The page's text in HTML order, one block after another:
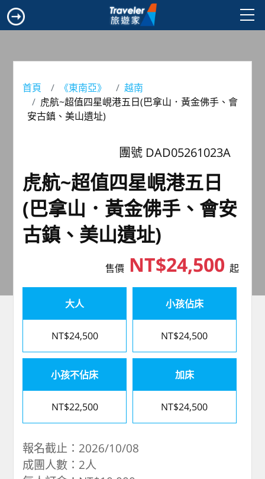
首頁 《東南亞》
越南
虎航~超值四星峴港五日(巴拿山．黃金佛手、會
安古鎮、美山遺址)
團號 DAD05261023A
虎航~超值四星峴港五日
(巴拿山．黃金佛手、會安
古鎮、美山遺址)
售價NT$24,500 起
大人
NT$24,500
小孩佔床
NT$24,500
小孩不佔床
NT$22,500
加床
NT$24,500
報名截止：2026/10/08
成團人數：2人